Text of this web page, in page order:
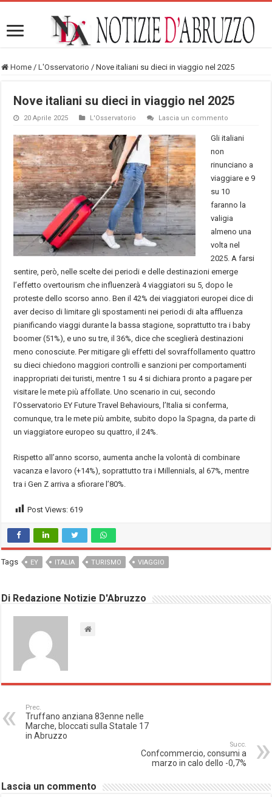
Home / L'Osservatorio / Nove italiani su dieci in viaggio nel 2025
Nove italiani su dieci in viaggio nel 2025
20 Aprile 2025 L'Osservatorio Lascia un commento
Gli italiani
non
rinunciano a
viaggiare e 9
su 10
faranno la
valigia
almeno una
volta nel
2025. A farsi
sentire, però, nelle scelte dei periodi e delle destinazioni emerge
l’effetto overtourism che influenzerà 4 viaggiatori su 5, dopo le
proteste dello scorso anno. Ben il 42% dei viaggiatori europei dice di
aver deciso di limitare gli spostamenti nei periodi di alta affluenza
pianificando viaggi durante la bassa stagione, soprattutto tra i baby
boomer (51%), e uno su tre, il 36%, dice che sceglierà destinazioni
meno conosciute. Per mitigare gli effetti del sovraffollamento quattro
su dieci chiedono maggiori controlli e sanzioni per comportamenti
inappropriati dei turisti, mentre 1 su 4 si dichiara pronto a pagare per
visitare le mete più affollate. Uno scenario in cui, secondo
l’Osservatorio EY Future Travel Behaviours, l’Italia si conferma,
comunque, tra le mete più ambite, subito dopo la Spagna, da parte di
un viaggiatore europeo su quattro, il 24%.
Rispetto all’anno scorso, aumenta anche la volontà di combinare
vacanza e lavoro (+14%), soprattutto tra i Millennials, al 67%, mentre
tra i Gen Z arriva a sfiorare l’80%.
Post Views: 619
Tags EY ITALIA TURISMO VIAGGIO
Di Redazione Notizie D'Abruzzo
Prec.
Truffano anziana 83enne nelle
Marche, bloccati sulla Statale 17
in Abruzzo
Succ.
Confcommercio, consumi a
marzo in calo dello -0,7%
Lascia un commento